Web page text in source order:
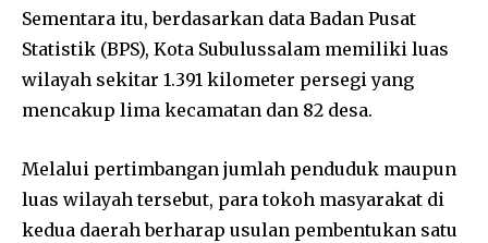
Sementara itu, berdasarkan data Badan Pusat
Statistik (BPS), Kota Subulussalam memiliki luas
wilayah sekitar 1.391 kilometer persegi yang
mencakup lima kecamatan dan 82 desa.
Melalui pertimbangan jumlah penduduk maupun
luas wilayah tersebut, para tokoh masyarakat di
kedua daerah berharap usulan pembentukan satu